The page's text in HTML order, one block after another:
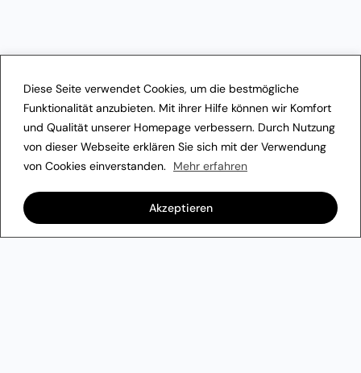
Diese Seite verwendet Cookies, um die bestmögliche
Funktionalität anzubieten. Mit ihrer Hilfe können wir Komfort
und Qualität unserer Homepage verbessern. Durch Nutzung
von dieser Webseite erklären Sie sich mit der Verwendung
von Cookies einverstanden.
Mehr erfahren
Akzeptieren